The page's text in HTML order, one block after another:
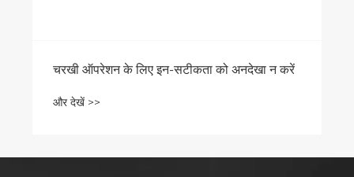
चरखी ऑपरेशन के लिए इन-सटीकता को अनदेखा न करें
और देखें >>